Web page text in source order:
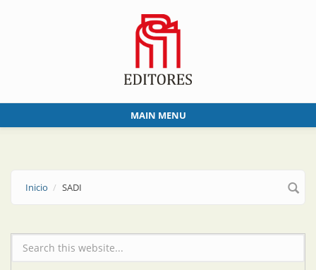
MAIN MENU
Inicio SADI
Formulario de búsqueda